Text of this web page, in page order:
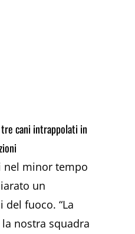
cani intrappolati in
nel minor tempo
un
fuoco. “La
nostra squadra